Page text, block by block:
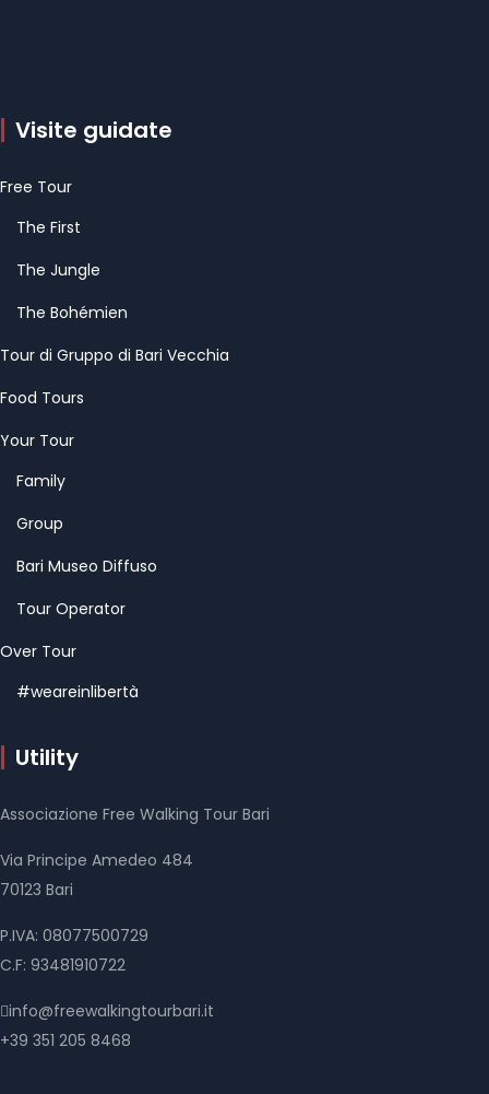
Visite guidate
Free Tour
The First
The Jungle
The Bohémien
Tour di Gruppo di Bari Vecchia
Food Tours
Your Tour
Family
Group
Bari Museo Diffuso
Tour Operator
Over Tour
#weareinlibertà
Utility
Associazione Free Walking Tour Bari
Via Principe Amedeo 484
70123 Bari
P.IVA: 08077500729
C.F: 93481910722
info@freewalkingtourbari.it
+39 351 205 8468